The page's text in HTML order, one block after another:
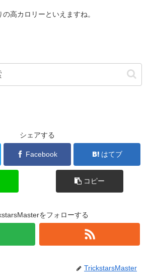
高カロリーといえますね。
シェアする
Facebook はてブ
コピー
をフォローする
TrickstarsMaster